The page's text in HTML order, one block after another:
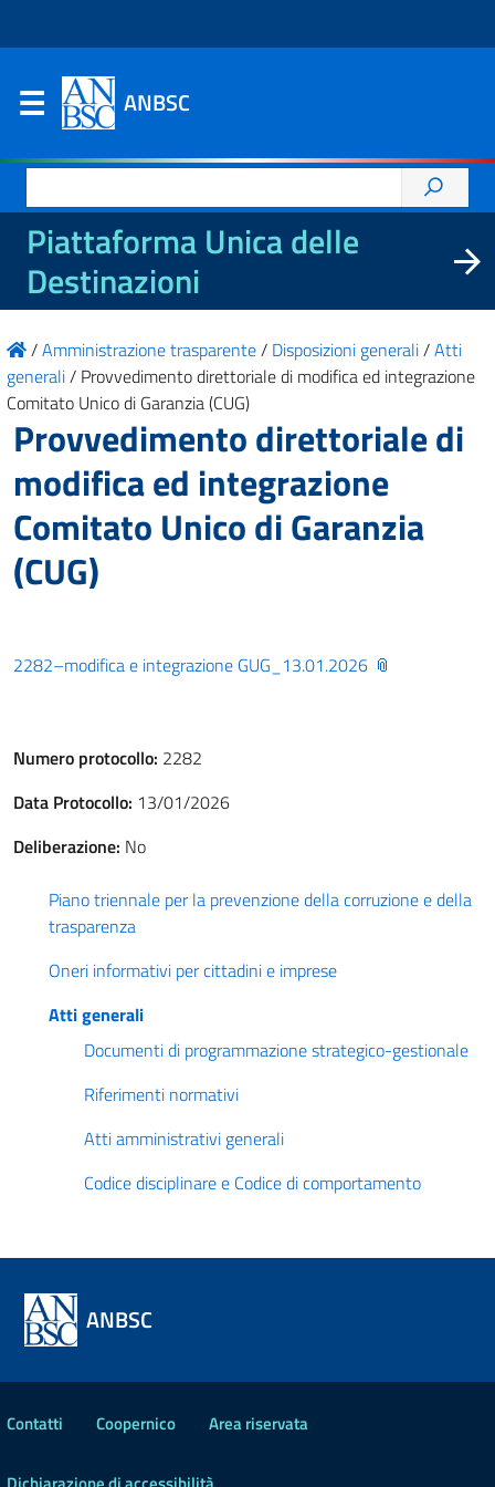
ANBSC
per:
Piattaforma Unica delle
Destinazioni
/Amministrazione trasparente/ Disposizioni generali/Atti
generali/ Provvedimento direttoriale di modifica ed integrazione
Comitato Unico di Garanzia (CUG)
Provvedimento direttoriale di
modifica ed integrazione
Comitato Unico di Garanzia
(CUG)
2282–modifica e integrazione GUG_13.01.2026
Numero protocollo: 2282
Data Protocollo: 13/01/2026
Deliberazione: No
Piano triennale per la prevenzione della corruzione e della
trasparenza
Oneri informativi per cittadini e imprese
Atti generali
Documenti di programmazione strategico-gestionale
Riferimenti normativi
Atti amministrativi generali
Codice disciplinare e Codice di comportamento
ANBSC
Contatti Coopernico Area riservata